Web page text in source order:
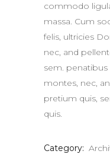
commodo
massa. Cum
felis, ultricies
nec, and
sem.
montes, nec,
pretium quis,
quis.
Category: